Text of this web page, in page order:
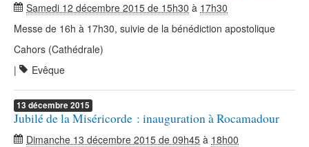
Samedi 12 décembre 2015 de 15h30 à 17h30
Messe de 16h à 17h30, suivie de la bénédiction apostolique
Cahors (Cathédrale)
|
Evêque
13 décembre2015
Jubilé de la Miséricorde : inauguration à Rocamadour
Dimanche 13 décembre 2015 de 09h45 à 18h00